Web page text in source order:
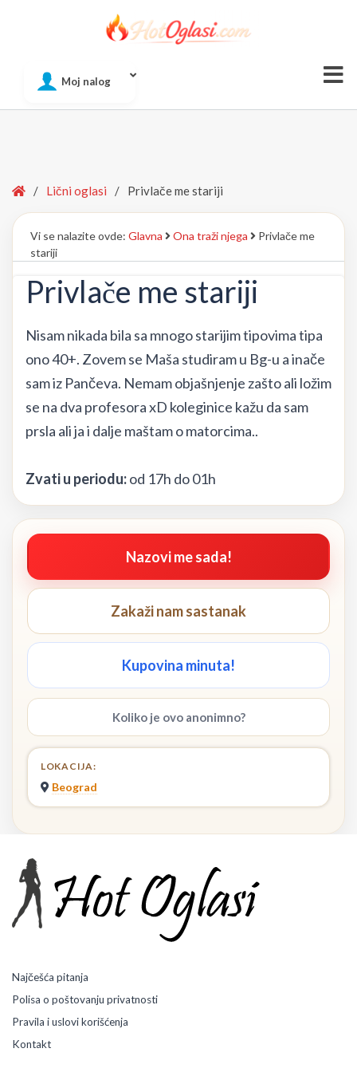
Moj nalog
Home
/ Lični oglasi / Privlače me stariji
Vi se nalazite ovde: Glavna Ona traži njega
Privlače me
stariji
Privlače me stariji
Nisam nikada bila sa mnogo starijim tipovima tipa
ono 40+. Zovem se Maša studiram u Bg-u a inače
sam iz Pančeva. Nemam objašnjenje zašto ali ložim
se na dva profesora xD koleginice kažu da sam
prsla ali ja i dalje maštam o matorcima..
Zvati u periodu:od 17h do 01h
Nazovi me sada!
Zakaži nam sastanak
Kupovina minuta!
Koliko je ovo anonimno?
LOKACIJA:
Beograd
Najčešća pitanja
Polisa o poštovanju privatnosti
Pravila i uslovi korišćenja
Kontakt